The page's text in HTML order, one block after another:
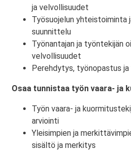
ja velvollisuudet
Työsuojelun yhteistoiminta
suunnittelu
Työnantajan ja työntekijän
velvollisuudet
Perehdytys, työnopastus ja
Osaa tunnistaa työn vaara- ja
Työn vaara- ja
arviointi
Yleisimpien ja
sisältö ja merkitys